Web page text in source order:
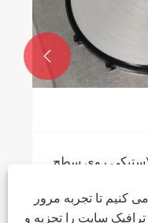
روی سطح
بیشتر ببینید >>

کنیم تا تجربه مرور
ترافیک سایت را تجزیه و